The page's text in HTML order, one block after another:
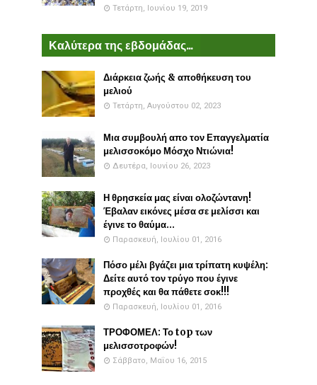
Τετάρτη, Ιουνίου 19, 2019
Καλύτερα της εβδομάδας...
Διάρκεια ζωής & αποθήκευση του
μελιού
Τετάρτη, Αυγούστου 02, 2023
Μια συμβουλή απο τον Επαγγελματία
μελισσοκόμο Μόσχο Ντιώνια!
Δευτέρα, Ιουνίου 26, 2023
Η θρησκεία μας είναι ολοζώντανη!
Έβαλαν εικόνες μέσα σε μελίσσι και
έγινε το θαύμα...
Παρασκευή, Ιουλίου 01, 2016
Πόσο μέλι βγάζει μια τρίπατη κυψέλη:
Δείτε αυτό τον τρύγο που έγινε
προχθές και θα πάθετε σοκ!!!
Παρασκευή, Ιουλίου 01, 2016
ΤΡΟΦΟΜΕΛ: Το top των
μελισσοτροφών!
Σάββατο, Μαΐου 16, 2015